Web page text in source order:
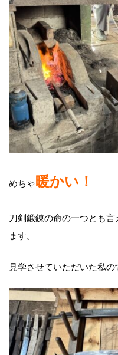
めちゃ暖かい！
刀剣鍛錬の命の一つとも
ます。
見学させていただいた私の